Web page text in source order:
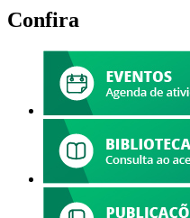
Confira